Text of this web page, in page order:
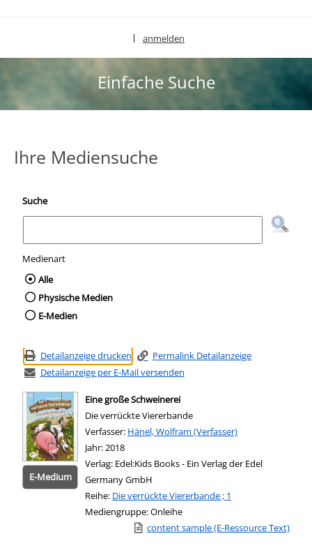
anmelden
Einfache Suche
Ihre Mediensuche
Suche
Medienart
Wählen Sie die Medienart nach der Sie
Alle
Physische Medien
E-Medien
Detailanzeige drucken
Permalink Detailanzeige
Detailanzeige per E-Mail versenden
E-Medium
Eine große Schweinerei
Die verrückte Viererbande
Verfasser: Suche nach diesem Verfasser
Hänel, Wolfram (Verfasser)
Jahr:2018
Verlag: Edel:Kids Books - Ein Verlag der Edel
Germany GmbH
Reihe: Die verrückte Viererbande ; 1
Mediengruppe:Onleihe
Link zu einem externen Medieninhalt -
content sample (E-Ressource Text)